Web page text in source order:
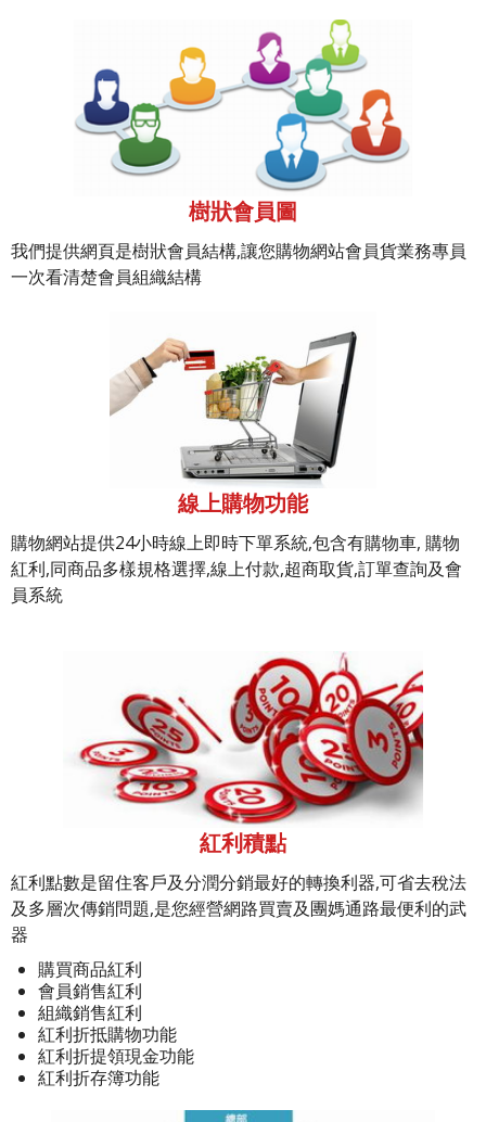
樹狀會員圖
我們提供網頁是樹狀會員結構,讓您購物網站會員貨業務專員
一次看清楚會員組織結構
線上購物功能
購物網站提供24小時線上即時下單系統,包含有購物車, 購物
紅利,同商品多樣規格選擇,線上付款,超商取貨,訂單查詢及會
員系統
紅利積點
紅利點數是留住客戶及分潤分銷最好的轉換利器,可省去稅法
及多層次傳銷問題,是您經營網路買賣及團媽通路最便利的武
器
購買商品紅利
會員銷售紅利
組織銷售紅利
紅利折抵購物功能
紅利折提領現金功能
紅利折存簿功能